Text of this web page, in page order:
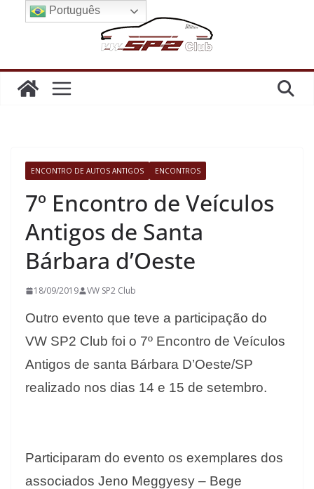
conteúdo
ENCONTRO DE AUTOS ANTIGOS ENCONTROS
7º Encontro de Veículos
Antigos de Santa
Bárbara d’Oeste
18/09/2019 VW SP2 Club
Outro evento que teve a participação do
VW SP2 Club foi o 7º Encontro de Veículos
Antigos de santa Bárbara D’Oeste/SP
realizado nos dias 14 e 15 de setembro.
Participaram do evento os exemplares dos
associados Jeno Meggyesy – Bege
Português